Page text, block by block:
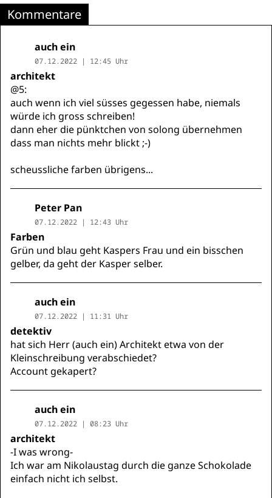
Kommentare
auch ein
07.12.2022 | 12:45 Uhr
architekt
@5:
auch wenn ich viel süsses gegessen habe, niemals
würde ich gross schreiben!
dann eher die pünktchen von solong übernehmen
dass man nichts mehr blickt ;-)
scheussliche farben übrigens...
Peter Pan
07.12.2022 | 12:43 Uhr
Farben
Grün und blau geht Kaspers Frau und ein bisschen
gelber, da geht der Kasper selber.
auch ein
07.12.2022 | 11:31 Uhr
detektiv
hat sich Herr (auch ein) Architekt etwa von der
Kleinschreibung verabschiedet?
Account gekapert?
auch ein
07.12.2022 | 08:23 Uhr
architekt
-I was wrong-
Ich war am Nikolaustag durch die ganze Schokolade
einfach nicht ich selbst.